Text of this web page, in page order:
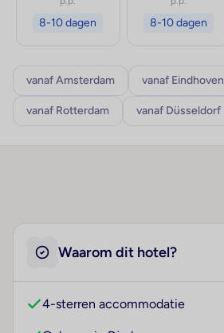
8-10 dagen 8-10 dagen
vanaf Amsterdam vanaf Eindhoven
vanaf Rotterdam vanaf Düsseldorf
Waarom dit hotel?
4-sterren accommodatie